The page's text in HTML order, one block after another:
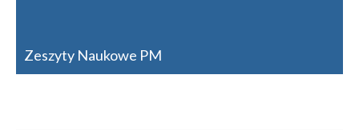
Zeszyty Naukowe PM